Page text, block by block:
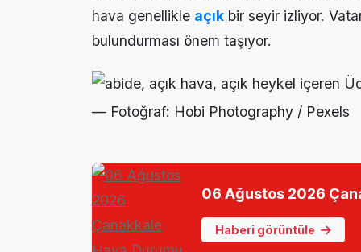
10:45 | Ezine’de
16:48 | Kaymakam
hava genellikle açık bir seyir izliyor.
bulundurması önem taşıyor.
— Fotoğraf: Hobi Photography / Pexels
06 Ağustos 2026
Haberi görüntüle